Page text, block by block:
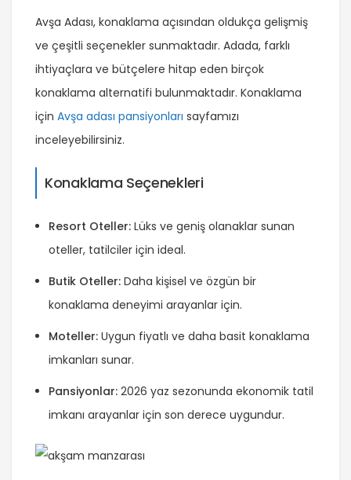
Avşa Adası, konaklama açısından oldukça gelişmiş
ve çeşitli seçenekler sunmaktadır. Adada, farklı
ihtiyaçlara ve bütçelere hitap eden birçok
konaklama alternatifi bulunmaktadır. Konaklama
için Avşa adası pansiyonları sayfamızı
inceleyebilirsiniz.
Konaklama Seçenekleri
Resort Oteller: Lüks ve geniş olanaklar sunan
oteller, tatilciler için ideal.
Butik Oteller: Daha kişisel ve özgün bir
konaklama deneyimi arayanlar için.
Moteller: Uygun fiyatlı ve daha basit konaklama
imkanları sunar.
Pansiyonlar: 2026 yaz sezonunda ekonomik tatil
imkanı arayanlar için son derece uygundur.